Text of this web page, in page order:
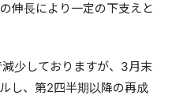
伸長により一定の下支えと
少しておりますが、3月末
し、第2四半期以降の再成